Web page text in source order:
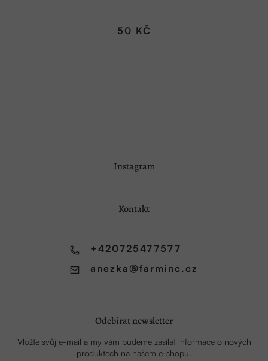
50 KČ
Instagram
Kontakt
anezka @farminc.cz
+420725477577
Odebírat newsletter
Vložte svůj e-mail a my vám budeme zasílat informace o nových
produktech na našem e-shopu.